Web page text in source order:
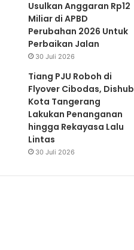
Usulkan Anggaran Rp12
Miliar di APBD
Perubahan 2026 Untuk
Perbaikan Jalan
30 Juli 2026
Tiang PJU Roboh di
Flyover Cibodas, Dishub
Kota Tangerang
Lakukan Penanganan
hingga Rekayasa Lalu
Lintas
30 Juli 2026